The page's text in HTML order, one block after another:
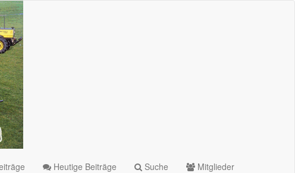
Heutige Beiträge Suche Mitglieder